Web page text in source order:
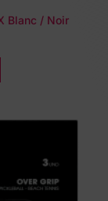
Blanc / Noir